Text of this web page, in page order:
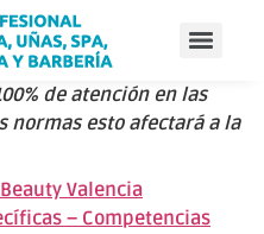
de atención en las
normas esto afectará a la
Valencia
– Competencias